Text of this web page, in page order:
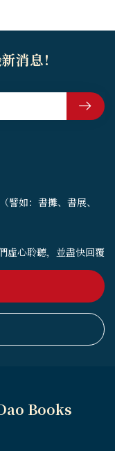
譬如：書攤、書展、
虛心聆聽，並盡快回覆
消息！
Books